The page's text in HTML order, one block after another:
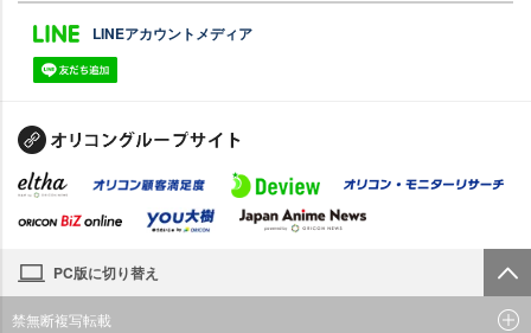
LINEアカウントメディア
PC版に切り替え
禁無断複写転載